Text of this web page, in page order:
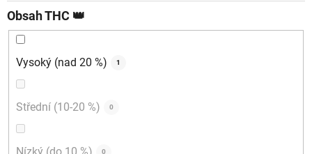
Obsah THC 👑
Vysoký (nad 20 %) 1
Střední (10-20 %) 0
0